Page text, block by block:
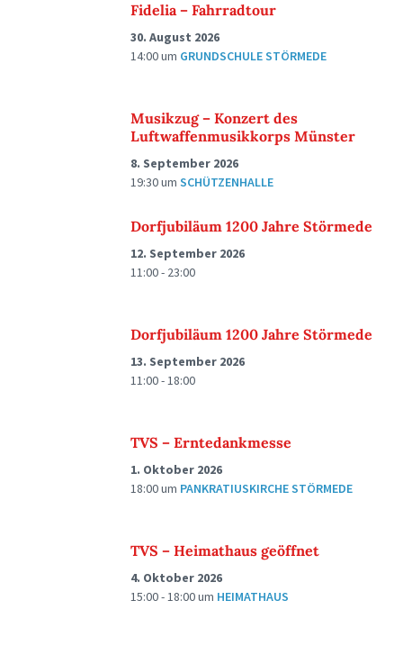
Fidelia – Fahrradtour
30. August 2026
14:00um GRUNDSCHULE STÖRMEDE
Musikzug – Konzert des
Luftwaffenmusikkorps Münster
8. September 2026
19:30um SCHÜTZENHALLE
Dorfjubiläum 1200 Jahre Störmede
12. September 2026
11:00 - 23:00
Dorfjubiläum 1200 Jahre Störmede
13. September 2026
11:00 - 18:00
TVS – Erntedankmesse
1. Oktober 2026
18:00um PANKRATIUSKIRCHE STÖRMEDE
TVS – Heimathaus geöffnet
4. Oktober 2026
15:00 - 18:00um HEIMATHAUS